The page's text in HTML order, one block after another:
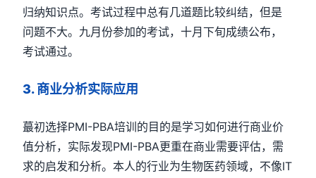
归纳知识点。考试过程中总有几道题比较纠结，但是
问题不大。九月份参加的考试，十月下旬成绩公布，
考试通过。
3.商业分析实际应用
蕞初选择PMI-PBA培训的目的是学习如何进行商业价
值分析，实际发现PMI-PBA更重在商业需要评估，需
求的启发和分析。本人的行业为生物医药领域，不像IT